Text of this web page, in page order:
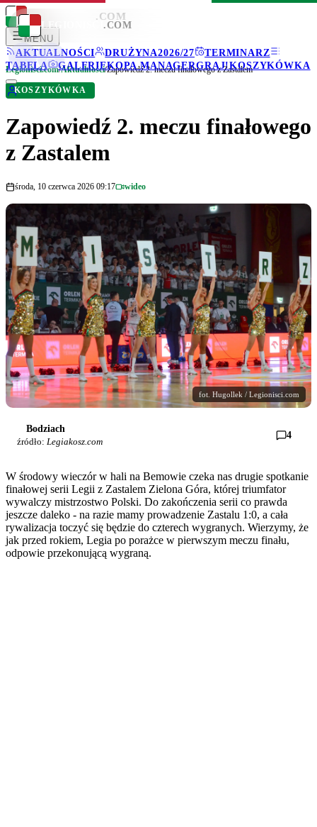
LEGIONISCI .COM
MENU
AKTUALNOŚCI
DRUŻYNA2026/27
TERMINARZ
TABELA
GALERIEKOPA MANAGERGRAJ!KOSZYKÓWKA
LEGIONISCI .COM
Legionisci.com/Aktualności/Zapowiedź 2. meczu finałowego z Zastalem
KOSZYKÓWKA
Zapowiedź 2. meczu finałowego
z Zastalem
środa, 10 czerwca 2026 09:17 wideo
fot. Hugollek / Legionisci.com
Bodziach
źródło: Legiakosz.com
4
W środowy wieczór w hali na Bemowie czeka nas drugie spotkanie
finałowej serii Legii z Zastalem Zielona Góra, której triumfator
wywalczy mistrzostwo Polski. Do zakończenia serii co prawda
jeszcze daleko - na razie mamy prowadzenie Zastalu 1:0, a cała
rywalizacja toczyć się będzie do czterech wygranych. Wierzymy, że
jak przed rokiem, Legia po porażce w pierwszym meczu finału,
odpowie przekonującą wygraną.